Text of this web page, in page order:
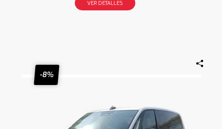
VER DETALLES
-8%